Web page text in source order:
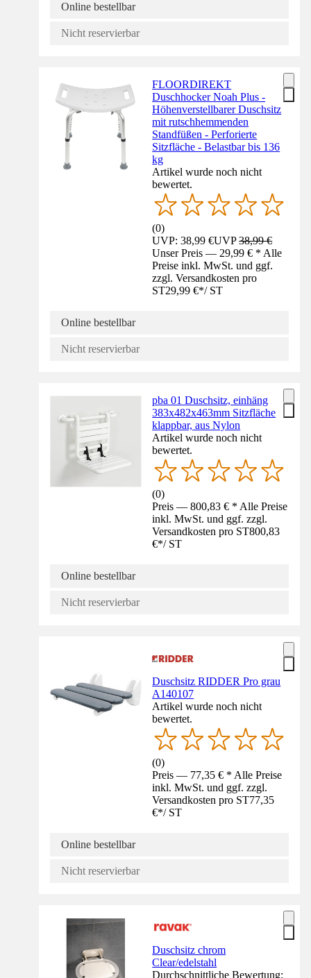
Online bestellbar
Nicht reservierbar
FLOORDIREKT
Duschhocker Noah Plus -
Höhenverstellbarer Duschsitz
mit rutschhemmenden
Standfüßen - Perforierte
Sitzfläche - Belastbar bis 136
kg
Artikel wurde noch nicht
bewertet.
(0)
UVP: 38,99 €UVP38,99 €
Unser Preis — 29,99 € * Alle
Preise inkl. MwSt. und ggf.
zzgl. Versandkosten pro
ST29,99 €*/ ST
Online bestellbar
Nicht reservierbar
pba 01 Duschsitz, einhäng
383x482x463mm Sitzfläche
klappbar, aus Nylon
Artikel wurde noch nicht
bewertet.
(0)
Preis — 800,83 € * Alle Preise
inkl. MwSt. und ggf. zzgl.
Versandkosten pro ST800,83
€*/ ST
Online bestellbar
Nicht reservierbar
Duschsitz RIDDER Pro grau
A140107
Artikel wurde noch nicht
bewertet.
(0)
Preis — 77,35 € * Alle Preise
inkl. MwSt. und ggf. zzgl.
Versandkosten pro ST77,35
€*/ ST
Online bestellbar
Nicht reservierbar
Duschsitz chrom
Clear/edelstahl
Durchschnittliche Bewertung: